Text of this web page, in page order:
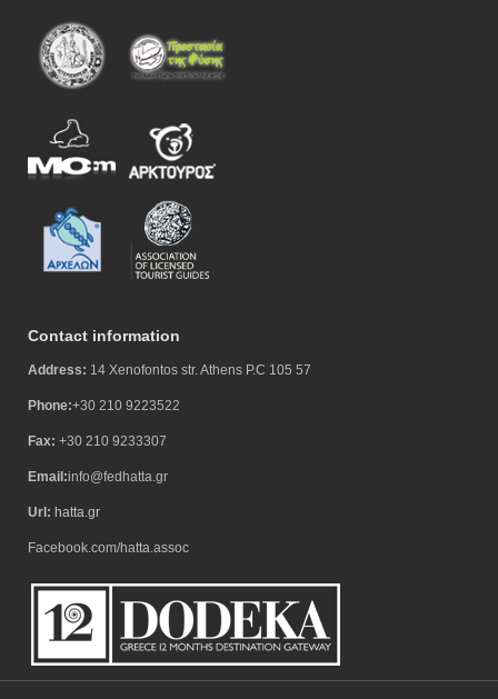
Contact information
Address: 14 Xenofontos str. Athens P.C 105 57
Phone:+30 210 9223522
Fax: +30 210 9233307
Email:info@fedhatta.gr
Url: hatta.gr
Facebook.com/hatta.assoc